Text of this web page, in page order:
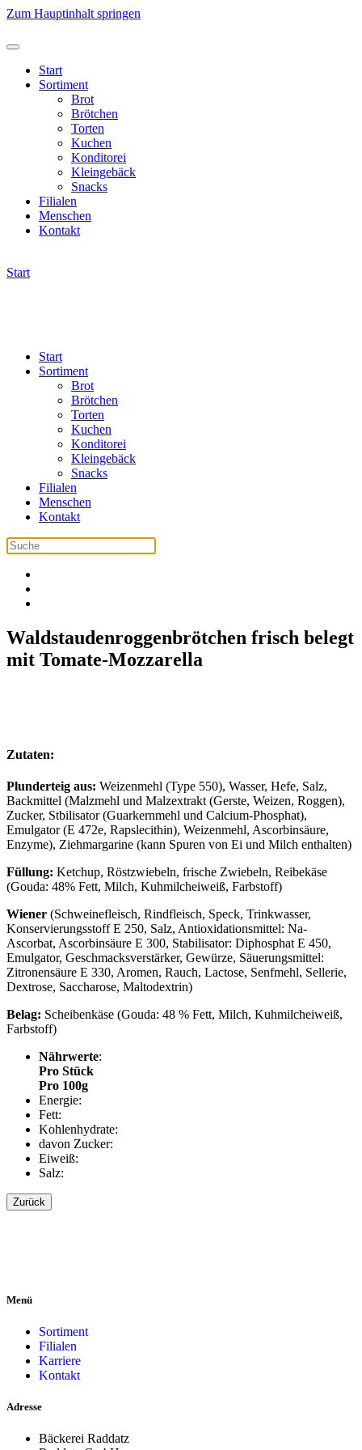
Zum Hauptinhalt springen
Start
Sortiment
Brot
Brötchen
Torten
Kuchen
Konditorei
Kleingebäck
Snacks
Filialen
Menschen
Kontakt
Start
Start
Sortiment
Brot
Brötchen
Torten
Kuchen
Konditorei
Kleingebäck
Snacks
Filialen
Menschen
Kontakt
Waldstaudenroggenbrötchen frisch belegt
mit Tomate-Mozzarella
Zutaten:
Plunderteig aus: Weizenmehl (Type 550), Wasser, Hefe, Salz,
Backmittel (Malzmehl und Malzextrakt (Gerste, Weizen, Roggen),
Zucker, Stbilisator (Guarkernmehl und Calcium-Phosphat),
Emulgator (E 472e, Rapslecithin), Weizenmehl, Ascorbinsäure,
Enzyme), Ziehmargarine (kann Spuren von Ei und Milch enthalten)
Füllung: Ketchup, Röstzwiebeln, frische Zwiebeln, Reibekäse
(Gouda: 48% Fett, Milch, Kuhmilcheiweiß, Farbstoff)
Wiener (Schweinefleisch, Rindfleisch, Speck, Trinkwasser,
Konservierungsstoff E 250, Salz, Antioxidationsmittel: Na-
Ascorbat, Ascorbinsäure E 300, Stabilisator: Diphosphat E 450,
Emulgator, Geschmacksverstärker, Gewürze, Säuerungsmittel:
Zitronensäure E 330, Aromen, Rauch, Lactose, Senfmehl, Sellerie,
Dextrose, Saccharose, Maltodextrin)
Belag: Scheibenkäse (Gouda: 48 % Fett, Milch, Kuhmilcheiweiß,
Farbstoff)
Nährwerte:
Pro Stück
Pro 100g
Energie:
Fett:
Kohlenhydrate:
davon Zucker:
Eiweiß:
Salz:
Zurück
Menü
Sortiment
Filialen
Karriere
Kontakt
Adresse
Bäckerei Raddatz